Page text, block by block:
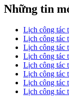
Những tin
Lịch công tác
Lịch công tác
Lịch công tác
Lịch công tác
Lịch công tác
Lịch công tác
Lịch công tác
Lịch công tác